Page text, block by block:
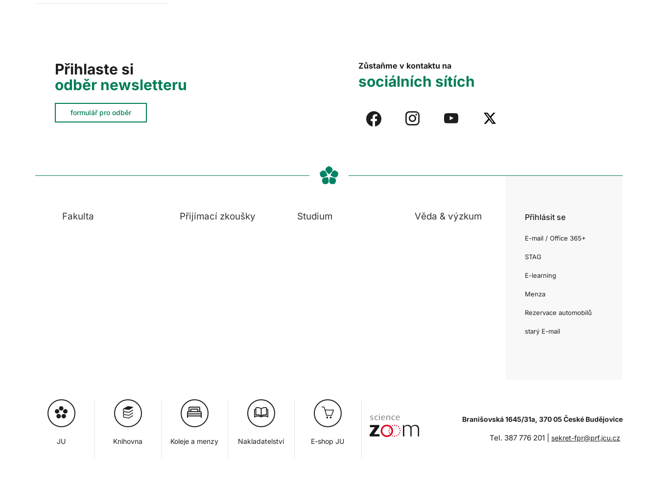
Přihlaste si
odběr newsletteru
formulář pro odběr
Zůstaňme v kontaktu na
sociálních sítích
Fakulta Přijímací zkoušky Studium Věda & výzkum Přihlásit se
E-mail / Office 365+
STAG
E-learning
Menza
Rezervace automobilů
starý E-mail
JU Knihovna Koleje a menzy Nakladatelství E-shop JU
Branišovská 1645/31a, 370 05 České Budějovice
Tel. 387 776 201 | sekret-fpr@prf.jcu.cz